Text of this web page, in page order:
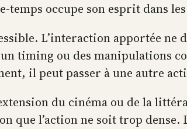
temps occupe son esprit dans
L’interaction apportée
timing ou des manipulations
il peut passer à une autre
du cinéma ou de la
que l’action ne soit trop